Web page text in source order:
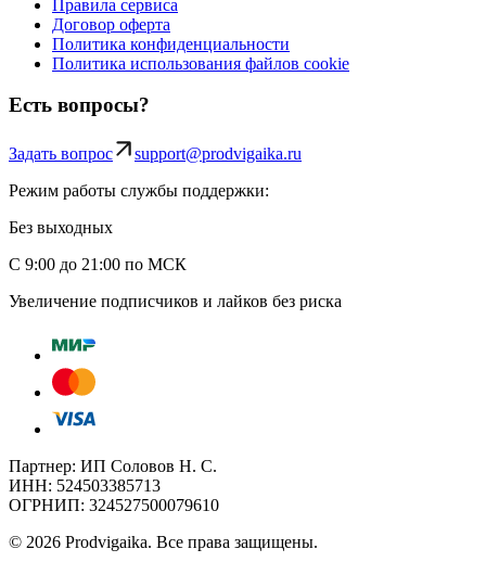
Правила сервиса
Договор оферта
Политика конфиденциальности
Политика использования файлов cookie
Есть вопросы?
Задать вопрос
support@prodvigaika.ru
Режим работы службы поддержки:
Без выходных
С 9:00 до 21:00 по МСК
Увеличение подписчиков и лайков без риска
Партнер: ИП Соловов Н. С.
ИНН: 524503385713
ОГРНИП: 324527500079610
© 2026 Prodvigaika. Все права защищены.